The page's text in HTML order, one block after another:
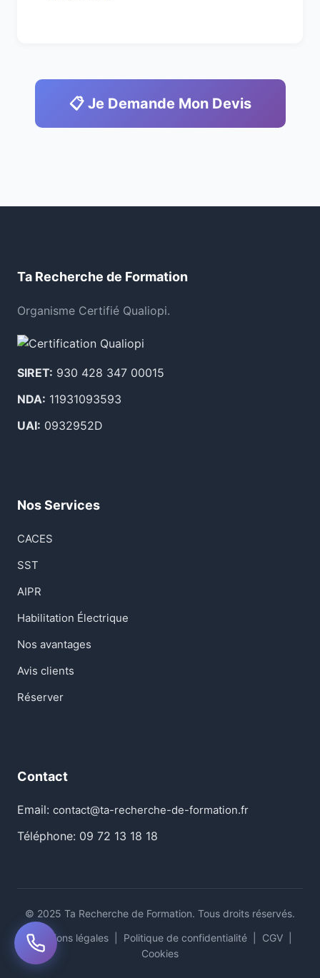
📋 Je Demande Mon Devis
Ta Recherche de Formation
Organisme Certifié Qualiopi.
SIRET: 930 428 347 00015
NDA: 11931093593
UAI: 0932952D
Nos Services
CACES
SST
AIPR
Habilitation Électrique
Nos avantages
Avis clients
Réserver
Contact
Email: contact@ta-recherche-de-formation.fr
Téléphone: 09 72 13 18 18
© 2025 Ta Recherche de Formation. Tous droits réservés.
Mentions légales
Politique de confidentialité CGV
Cookies